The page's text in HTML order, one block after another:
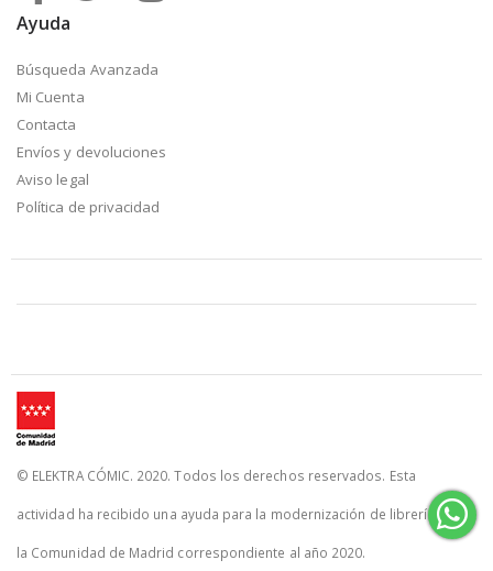
Ayuda
Búsqueda Avanzada
Mi Cuenta
Contacta
Envíos y devoluciones
Aviso legal
Política de privacidad
© ELEKTRA CÓMIC. 2020. Todos los derechos reservados. Esta
actividad ha recibido una ayuda para la modernización de librerías de
la Comunidad de Madrid correspondiente al año 2020.